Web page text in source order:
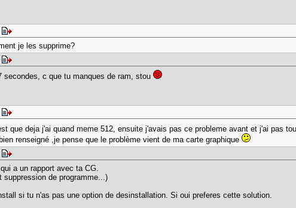
je les supprime?
secondes, c que tu manques de ram, stou
que deja j'ai quand meme 512, ensuite j'avais pas ce probleme avant et j'ai pas
renseigné ,je pense que le problème vient de ma carte graphique
a un rapport avec ta CG.
suppression de programme...)
si tu n'as pas une option de desinstallation. Si oui preferes cette solution.